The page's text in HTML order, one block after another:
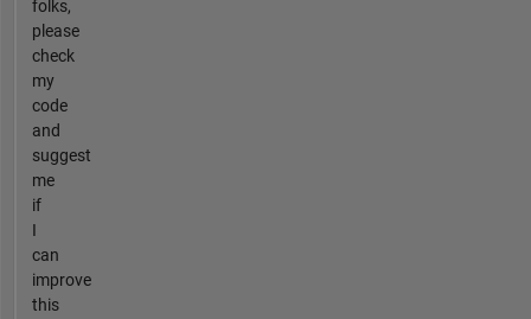
folks,
please
check
my
code
and
suggest
me
if
I
can
improve
this